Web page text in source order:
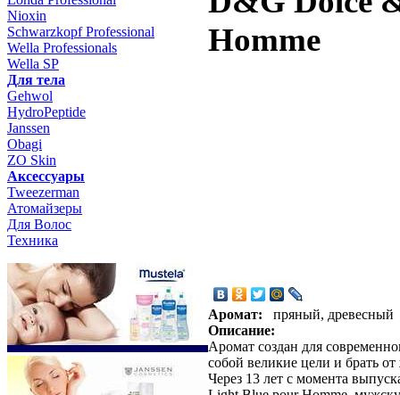
Nioxin
Schwarzkopf Professional
Wella Professionals
Wella SP
Для тела
Gehwol
HydroPeptide
Janssen
Obagi
ZO Skin
Aксессуары
Tweezerman
Атомайзеры
Для Волос
Техника
Homme
Аромат:
пряный, древесный
Описание:
Аромат создан для
собой великие цели и брать
Через 13 лет с момента